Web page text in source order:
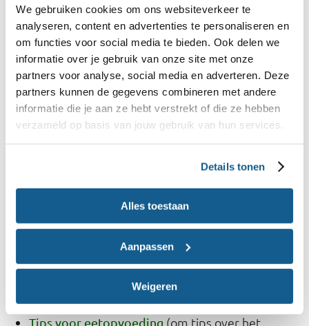
We gebruiken cookies om ons websiteverkeer te
analyseren, content en advertenties te personaliseren en
om functies voor social media te bieden. Ook delen we
informatie over je gebruik van onze site met onze
partners voor analyse, social media en adverteren. Deze
partners kunnen de gegevens combineren met andere
informatie die je aan ze hebt verstrekt of die ze hebben
verzameld op basis van jouw gebruik van hun services.
Details tonen
Alles toestaan
Aanpassen
Weigeren
zo zijn gemaakt. Luister goed, leef je in, straal
optimisme uit en respecteer de opvoedvisie van
de ouders.
Informatie voor ouders
Wil je ouders blijven prikkelen over gezonde
webpagina’s die je kunt delen.
Gezonde traktaties(een pagina met ideeën
voor gezonde traktaties en feestbeleid)
Tips voor eetopvoeding (om tips over het